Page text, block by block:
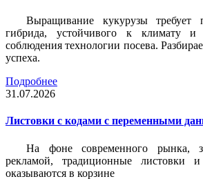
Выращивание кукурузы требует
гибрида, устойчивого к климату
соблюдения технологии посева.
успеха.
Подробнее
31.07.2026
Листовки c кодами с переменными
На фоне современного рынка,
рекламой, традиционные листовки
оказываются в корзине